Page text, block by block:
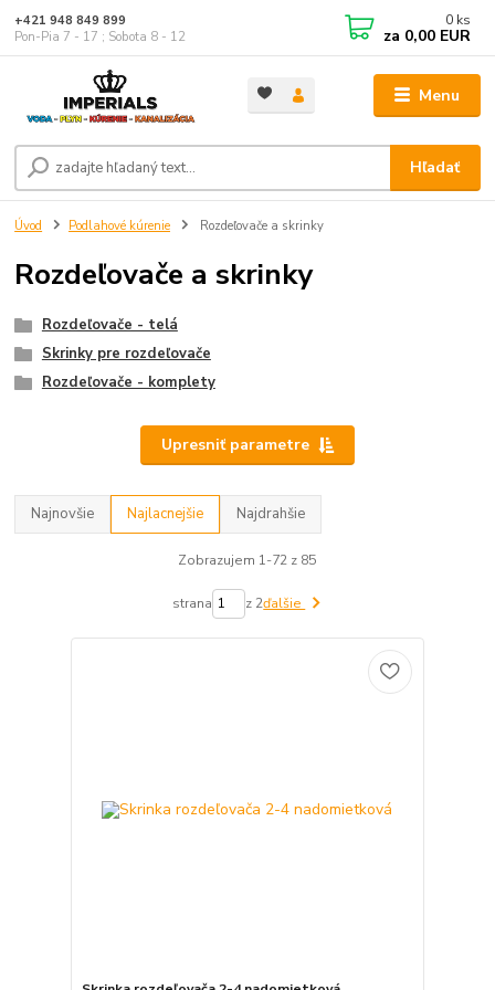
Menu
Hľadať
+421 948 849 899
Pon-Pia 7 - 17 ; Sobota 8 - 12
0 ks
za 0,00 EUR
Úvod Podlahové kúrenie Rozdeľovače a skrinky
Rozdeľovače a skrinky
Rozdeľovače - telá
Skrinky pre rozdeľovače
Rozdeľovače - komplety
Upresniť parametre
Najnovšie Najlacnejšie Najdrahšie
Zobrazujem 1-72 z 85
strana z 2ďalšie